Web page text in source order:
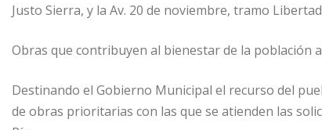
Justo Sierra, y la Av. 20 de noviembre, tramo
Obras que contribuyen al bienestar de la población
Destinando el Gobierno Municipal el recurso del
de obras prioritarias con las que se atienden las